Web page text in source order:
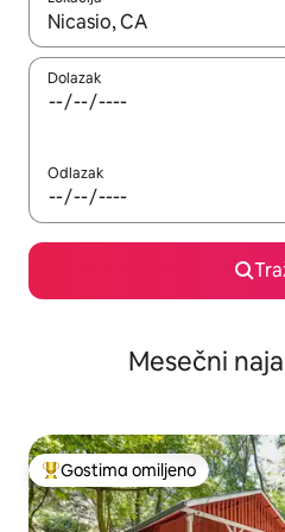
Kad su rezultati dostupni,
Dolazak
Odlazak
Mesečni
Najuspešniji među gostima
Gostima omiljeno